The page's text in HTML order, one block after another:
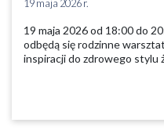
19 maja 2026 r.
19 maja 2026 od 18:00 do
odbędą się rodzinne
inspiracji do zdrowego stylu